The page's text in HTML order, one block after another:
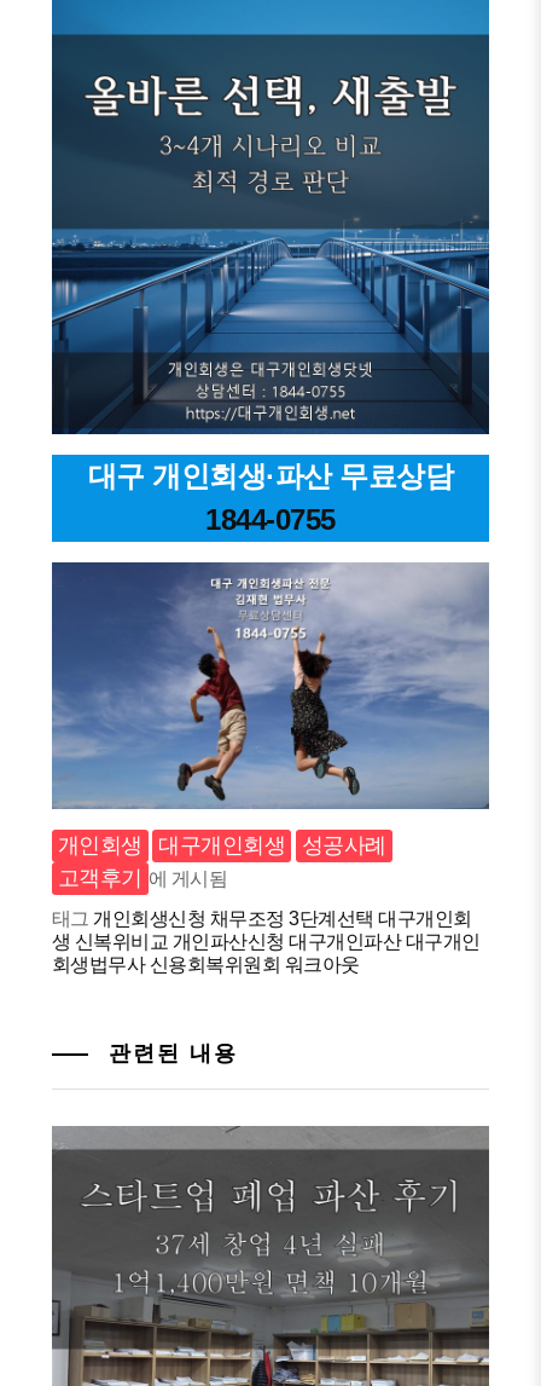
대구 개인회생·파산 무료상담
1844-0755
개인회생 대구개인회생
성공사례
고객후기 에 게시됨
태그 개인회생신청 채무조정 3단계선택 대구개인회
생 신복위비교 개인파산신청 대구개인파산 대구개인
회생법무사 신용회복위원회 워크아웃
관련된 내용